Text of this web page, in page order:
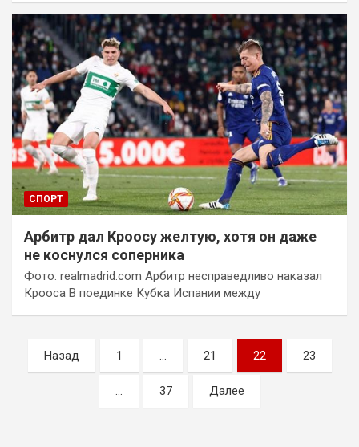
СПОРТ
Арбитр дал Кроосу желтую, хотя он даже
не коснулся соперника
Фото: realmadrid.com Арбитр несправедливо наказал
Крооса В поединке Кубка Испании между
Пагинация
записей
Назад 1 … 21 22 23
… 37 Далее